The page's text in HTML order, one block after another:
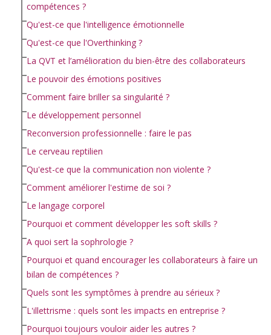
compétences ?
Qu'est-ce que l'intelligence émotionnelle
Qu'est-ce que l'Overthinking ?
La QVT et l’amélioration du bien-être des collaborateurs
Le pouvoir des émotions positives
Comment faire briller sa singularité ?
Le développement personnel
Reconversion professionnelle : faire le pas
Le cerveau reptilien
Qu'est-ce que la communication non violente ?
Comment améliorer l'estime de soi ?
Le langage corporel
Pourquoi et comment développer les soft skills ?
A quoi sert la sophrologie ?
Pourquoi et quand encourager les collaborateurs à faire un
bilan de compétences ?
Quels sont les symptômes à prendre au sérieux ?
L'illettrisme : quels sont les impacts en entreprise ?
Pourquoi toujours vouloir aider les autres ?